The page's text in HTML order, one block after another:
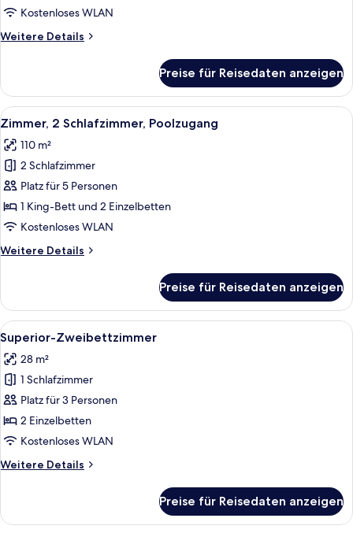
Kostenloses WLAN
Weitere Details
Weitere
2 Schlafzimmer,
Meerblick
Preise für Reisedaten anzeigen
Alle
Fotos
für
Zimmer,
2 Schlafzimmer,
Poolzugang
anzeigen
Ein Pool mit Glasgeländer, umgeben
9
Zimmer, 2 Schlafzimmer, Poolzugang
110 m²
2 Schlafzimmer
Platz für 5 Personen
1 King-Bett und 2 Einzelbetten
Kostenloses WLAN
Weitere Details
Weitere
2 Schlafzimmer,
Poolzugang
Preise für Reisedaten anzeigen
Alle
Fotos
für
Superior-
Zweibettzimmer
anzeigen
Ein Hotelzimmer mit zwei Betten,
7
Superior-Zweibettzimmer
28 m²
1 Schlafzimmer
Platz für 3 Personen
2 Einzelbetten
Kostenloses WLAN
Weitere Details
Weitere
Zweibettzimmer
Preise für Reisedaten anzeigen